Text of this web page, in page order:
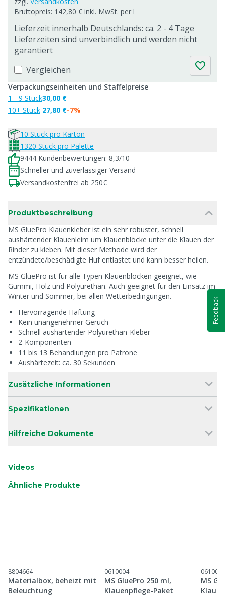
Bruttopreis: 142,80 € inkl. MwSt. per l
Lieferzeit innerhalb Deutschlands: ca. 2 - 4 Tage
Lieferzeiten sind unverbindlich und werden nicht
garantiert
Vergleichen
Verpackungseinheiten und Staffelpreise
1 - 9 Stück
10+ Stück
30,00 €
27,80 €-7%
10 Stück pro Karton
1320 Stück pro Palette
9444 Kundenbewertungen: 8,3/10
Schneller und zuverlässiger Versand
Versandkostenfrei ab 250€
Produktbeschreibung
MS GluePro Klauenkleber ist ein sehr robuster, schnell
aushärtender Klauenleim um Klauenblöcke unter die Klauen der
Rinder zu kleben. Mit dieser Methode wird der
entzündete/beschädigte Huf entlastet und kann besser heilen.
MS GluePro ist für alle Typen Klauenblöcken geeignet, wie
Gummi, Holz und Polyurethan. Auch geeignet für den Einsatz im
Winter und Sommer, bei allen Wetterbedingungen.
Hervorragende Haftung
Kein unangenehmer Geruch
Schnell aushärtender Polyurethan-Kleber
2-Komponenten
11 bis 13 Behandlungen pro Patrone
Aushärtezeit: ca. 30 Sekunden
Zusätzliche Informationen
Spezifikationen
Hilfreiche Dokumente
Videos
Ähnliche Produkte
8804664
Materialbox, beheizt mit
Beleuchtung
0610004
MS GluePro 250 ml,
Klauenpflege-Paket
0610005
MS
Feedback